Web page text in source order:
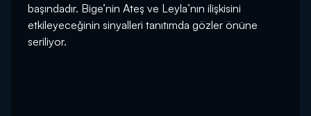
başındadır. Bige’nin Ateş ve Leyla’nın ilişkisini
etkileyeceğinin sinyalleri tanıtımda gözler önüne
seriliyor.